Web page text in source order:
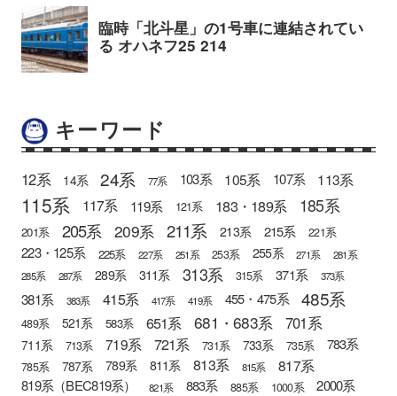
キーワード
12系 14系 24系 77系 103系 105系 107系 113系
115系 117系 119系 121系 183・189系 185系
201系 205系 209系 211系 213系 215系 221系
223・125系 225系 227系 251系 253系 255系 271系
281系
285系
287系 289系 311系 313系 315系 371系 373系
381系 383系 415系 417系 419系 455・475系 485系
489系 521系 583系 651系 681・683系 701系
711系 713系 719系 721系 731系 733系 735系 783系
785系 787系 789系 811系 813系 815系 817系
819系（BEC819系） 821系 883系 885系 1000系 2000系